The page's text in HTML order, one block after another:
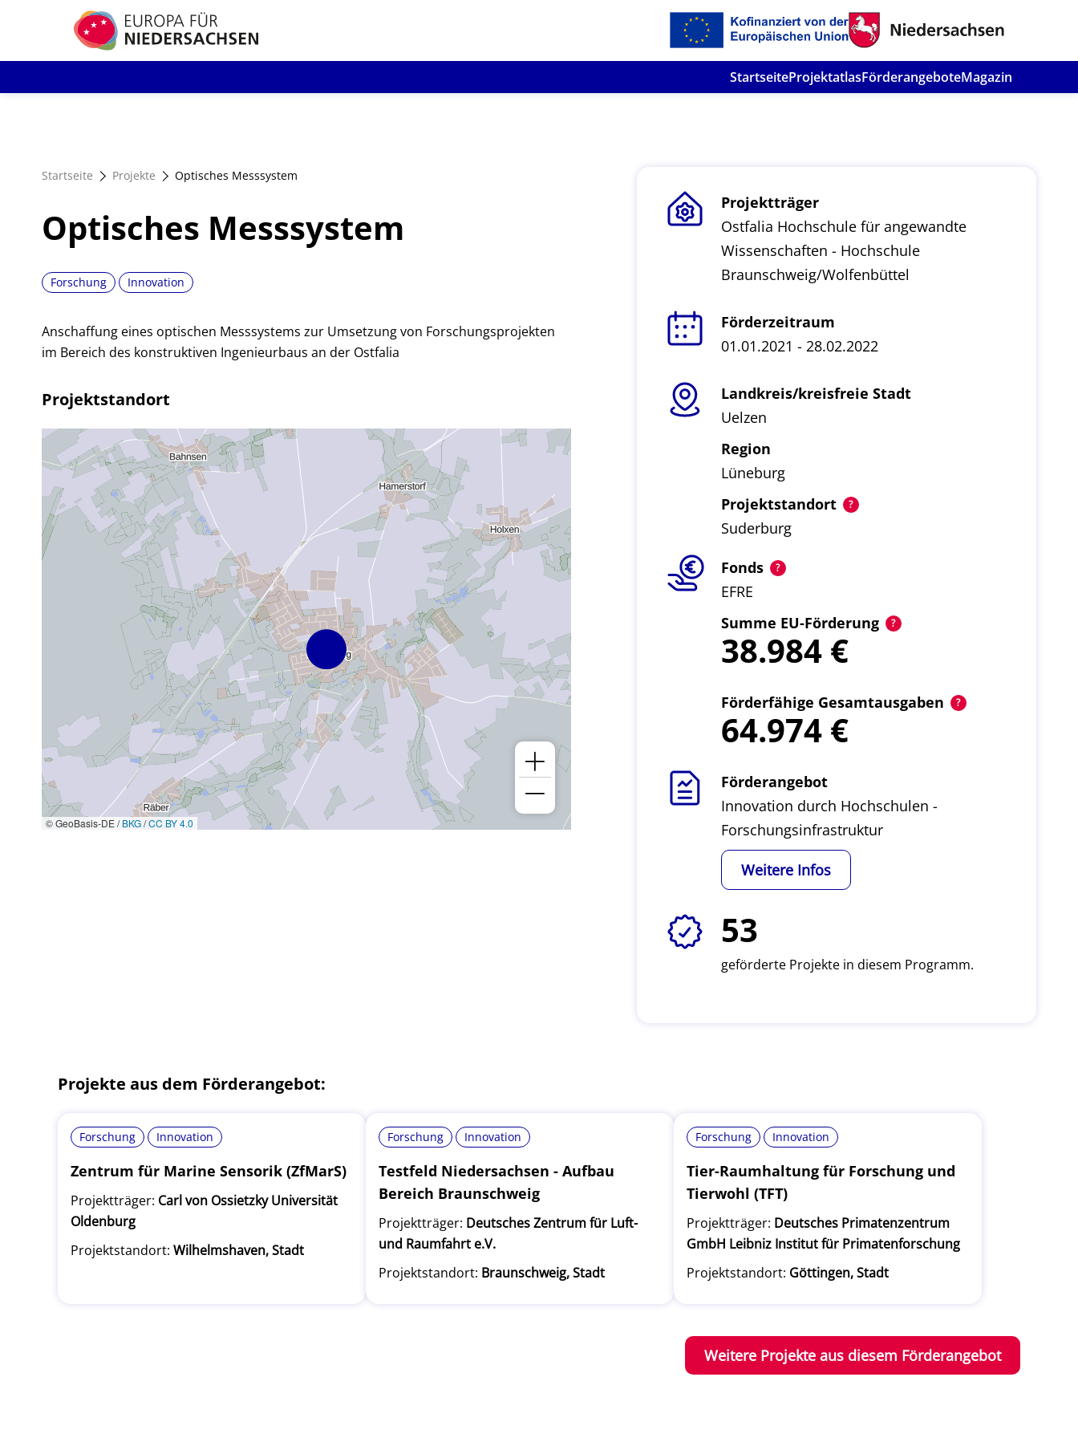
StartseiteProjektatlasFörderangeboteMagazin
Startseite Projekte Optisches Messsystem
Optisches Messsystem
Forschung Innovation
Anschaffung eines optischen Messsystems zur Umsetzung von Forschungsprojekten
im Bereich des konstruktiven Ingenieurbaus an der Ostfalia
Projektstandort
© GeoBasis-DE /BKG/CC BY 4.0
Projektträger
Ostfalia Hochschule für angewandte
Wissenschaften - Hochschule
Braunschweig/Wolfenbüttel
Förderzeitraum
01.01.2021 - 28.02.2022
Landkreis/kreisfreie Stadt
Uelzen
Region
Lüneburg
Projektstandort
Suderburg
Fonds
EFRE
Summe EU-Förderung
38.984
Förderfähige Gesamtausgaben
64.974
Förderangebot
Innovation durch Hochschulen -
Forschungsinfrastruktur
Weitere Infos
53
geförderte Projekte in diesem Programm.
Projekte aus dem Förderangebot:
Forschung Innovation
Zentrum für Marine Sensorik (ZfMarS)
Projektträger: Carl von Ossietzky Universität
Oldenburg
Projektstandort: Wilhelmshaven, Stadt
Forschung Innovation
Testfeld Niedersachsen - Aufbau
Bereich Braunschweig
Projektträger: Deutsches Zentrum für Luft-
und Raumfahrt e.V.
Projektstandort: Braunschweig, Stadt
Forschung Innovation
Tier-Raumhaltung für Forschung und
Tierwohl (TFT)
Projektträger: Deutsches Primatenzentrum
GmbH Leibniz Institut für Primatenforschung
Projektstandort: Göttingen, Stadt
Weitere Projekte aus diesem Förderangebot